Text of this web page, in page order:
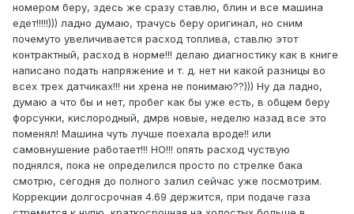
номером беру, здесь же сразу ставлю, блин и все машина
едет!!!!!))) ладно думаю, трачусь беру оригинал, но сним
почемуто увеличивается расход топлива, ставлю этот
контрактный, расход в норме!!! делаю диагностику как в книге
написано подать напряжение и т. д. нет ни какой разницы во
всех трех датчиках!!! ни хрена не понимаю??))) Ну да ладно,
думаю а что бы и нет, пробег как бы уже есть, в общем беру
форсунки, кислородный, дмрв новые, неделю назад все это
поменял! Машина чуть лучше поехала вроде!! или
самовнушение работает!!! НО!!! опять расход чуствую
поднялся, пока не определился просто по стрелке бака
смотрю, сегодня до полного залил сейчас уже посмотрим.
Коррекции долгосрочная 4.69 держится, при подаче газа